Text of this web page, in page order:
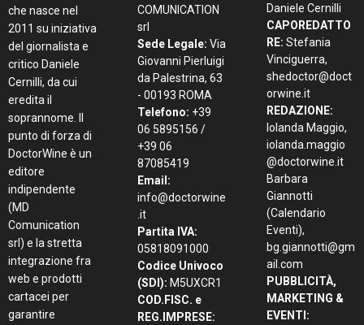
che nasce nel
2011 su iniziativa
del giornalista e
critico Daniele
Cernilli, da cui
eredita il
soprannome. Il
punto di forza di
DoctorWine è un
editore
indipendente
(MD
Comunication
srl) e la stretta
integrazione fra
web e prodotti
cartacei per
garantire
COMUNICATION
srl
Sede Legale: Via
Giovanni Pierluigi
da Palestrina, 63
- 00193 ROMA
Telefono: +39
06 5895156 /
+39 06
87085419
Email:
info@doctorwine
.it
Partita IVA:
05818091000
Codice Univoco
(SDI): M5UXCR1
COD.FISC. e
REG.IMPRESE:
Daniele Cernilli
CAPOREDATTO
RE: Stefania
Vinciguerra,
shedoctor@doct
orwine.it
REDAZIONE:
Iolanda Maggio,
iolanda.maggio
@doctorwine.it
Barbara
Giannotti
(Calendario
Eventi),
bg.giannotti@gm
ail.com
PUBBLICITÀ,
MARKETING &
EVENTI: